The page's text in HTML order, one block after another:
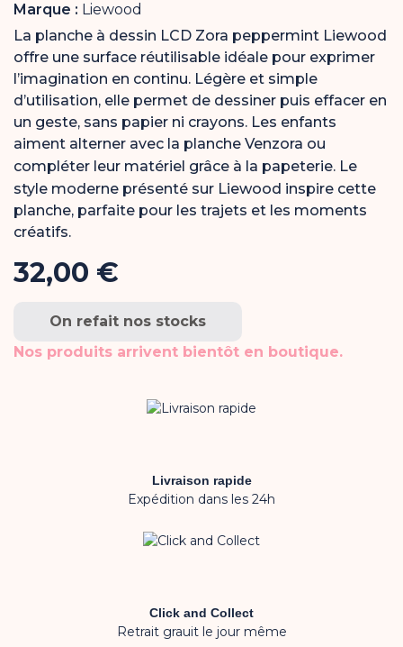
Marque : Liewood
La planche à dessin LCD Zora peppermint Liewood
offre une surface réutilisable idéale pour exprimer
l’imagination en continu. Légère et simple
d’utilisation, elle permet de dessiner puis effacer en
un geste, sans papier ni crayons. Les enfants
aiment alterner avec la planche Venzora ou
compléter leur matériel grâce à la papeterie. Le
style moderne présenté sur Liewood inspire cette
planche, parfaite pour les trajets et les moments
créatifs.
32,00 €
On refait nos stocks
Nos produits arrivent bientôt en boutique.
Livraison rapide
Expédition dans les 24h
Click and Collect
Retrait grauit le jour même